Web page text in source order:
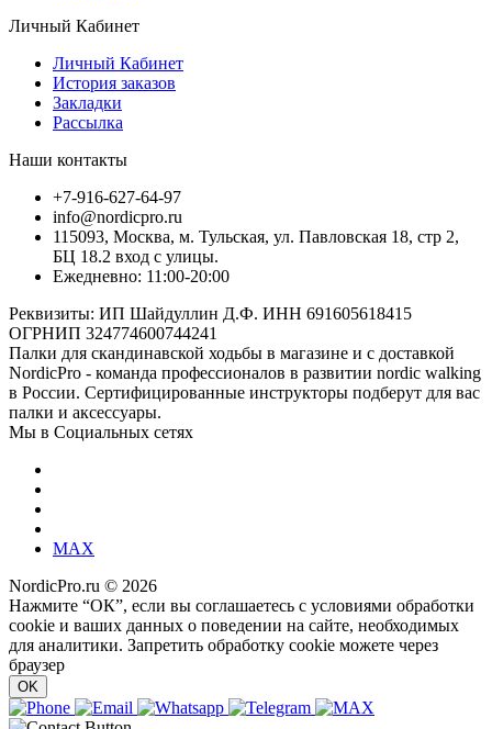
Личный Кабинет
Личный Кабинет
История заказов
Закладки
Рассылка
Наши контакты
+7-916-627-64-97
info@nordicpro.ru
115093, Москва, м. Тульская, ул. Павловская 18, стр 2,
БЦ 18.2 вход с улицы.
Ежедневно: 11:00-20:00
Реквизиты: ИП Шайдуллин Д.Ф. ИНН 691605618415
ОГРНИП 324774600744241
Палки для скандинавской ходьбы в магазине и с доставкой
NordicPro - команда профессионалов в развитии nordic walking
в России. Сертифицированные инструкторы подберут для вас
палки и аксессуары.
Мы в Социальных сетях
MAX
NordicPro.ru © 2026
Нажмите “ОК”, если вы соглашаетесь с условиями обработки
cookie и ваших данных о поведении на сайте, необходимых
для аналитики. Запретить обработку cookie можете через
браузер
OK